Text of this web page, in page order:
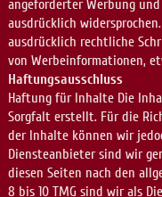
angeforderter Werbung
ausdrücklich
ausdrücklich rechtliche
von Werbeinformationen,
Haftungsausschluss
Haftung für Inhalte Die
Sorgfalt erstellt. Für die
der Inhalte können wir
Diensteanbieter sind wir
diesen Seiten nach den
8 bis 10 TMG sind wir als